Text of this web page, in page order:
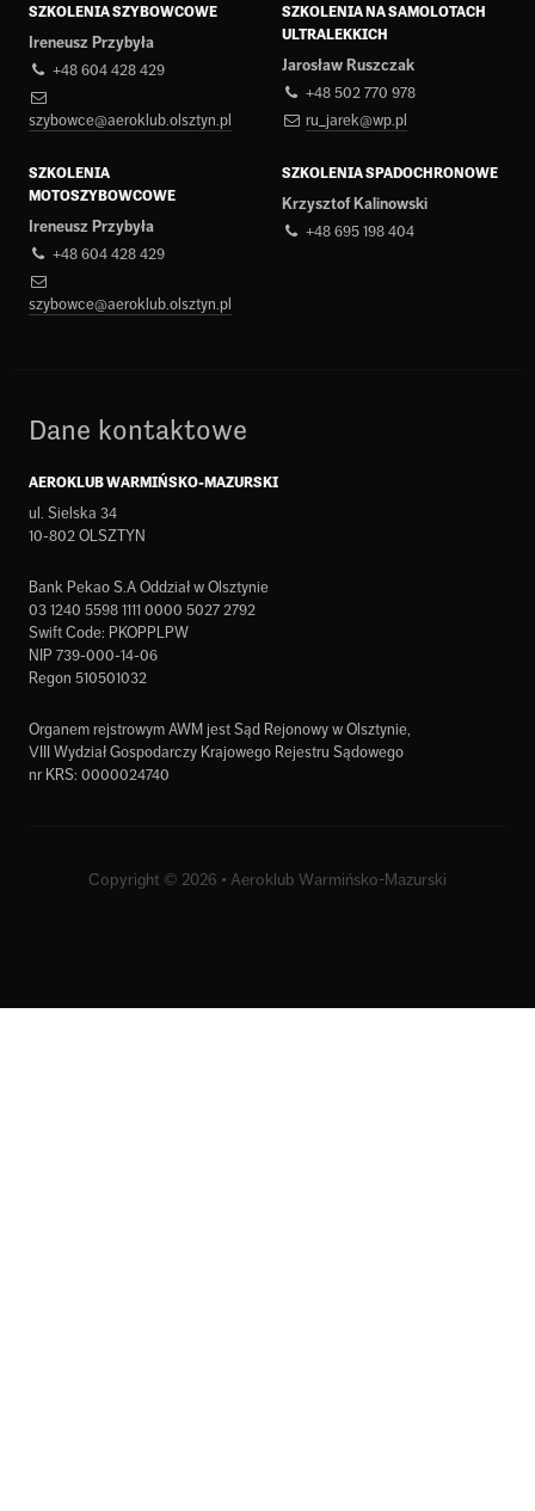
SZKOLENIA SZYBOWCOWE
Ireneusz Przybyła
+48 604 428 429
szybowce@aeroklub.olsztyn.pl
SZKOLENIA NA SAMOLOTACH
ULTRALEKKICH
Jarosław Ruszczak
+48 502 770 978
ru_jarek@wp.pl
SZKOLENIA
MOTOSZYBOWCOWE
Ireneusz Przybyła
+48 604 428 429
szybowce@aeroklub.olsztyn.pl
SZKOLENIA SPADOCHRONOWE
Krzysztof Kalinowski
+48 695 198 404
Dane kontaktowe
AEROKLUB WARMIŃSKO-MAZURSKI
ul. Sielska 34
10-802 OLSZTYN
Bank Pekao S.A Oddział w Olsztynie
03 1240 5598 1111 0000 5027 2792
Swift Code: PKOPPLPW
NIP 739-000-14-06
Regon 510501032
Organem rejstrowym AWM jest Sąd Rejonowy w Olsztynie,
VIII Wydział Gospodarczy Krajowego Rejestru Sądowego
nr KRS: 0000024740
Copyright © 2026 • Aeroklub Warmińsko-Mazurski